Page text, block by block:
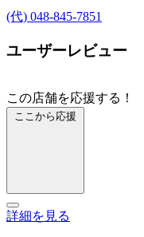
(代) 048-845-7851
ユーザーレビュー
この店舗を応援する！
ここから応援
詳細を見る